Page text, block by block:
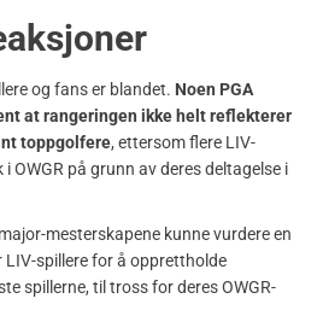
og fans er blandet. Noen PGA
at rangeringen ikke helt reflekterer
toppgolfere, ettersom flere LIV-
OWGR på grunn av deres deltagelse i
mesterskapene kunne vurdere en
spillere for å opprettholde
spillerne, til tross for deres OWGR-